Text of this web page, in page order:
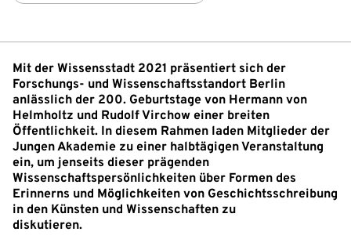
Mit der Wissensstadt 2021 präsentiert sich der
Forschungs- und Wissenschaftsstandort Berlin
anlässlich der 200. Geburtstage von Hermann von
Helmholtz und Rudolf Virchow einer breiten
Öffentlichkeit. In diesem Rahmen laden Mitglieder der
Jungen Akademie zu einer halbtägigen Veranstaltung
ein, um jenseits dieser prägenden
Wissenschaftspersönlichkeiten über Formen des
Erinnerns und Möglichkeiten von Geschichtsschreibung
in den Künsten und Wissenschaften zu
diskutieren.